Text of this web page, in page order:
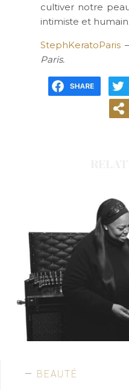
cultiver notre
intimiste et humain.
StephKeratoParis
Paris.
BEAUTÉ